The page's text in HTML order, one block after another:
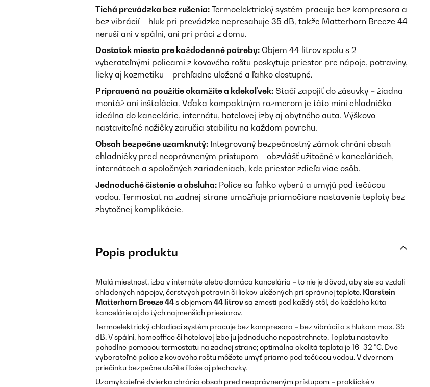
Tichá prevádzka bez rušenia: Termoelektrický systém pracuje bez kompresora a
bez vibrácií – hluk pri prevádzke nepresahuje 35 dB, takže Matterhorn Breeze 44
neruší ani v spálni, ani pri práci z domu.
Dostatok miesta pre každodenné potreby: Objem 44 litrov spolu s 2
vyberateľnými policami z kovového roštu poskytuje priestor pre nápoje, potraviny,
lieky aj kozmetiku – prehľadne uložené a ľahko dostupné.
Pripravená na použitie okamžite a kdekoľvek: Stačí zapojiť do zásuvky – žiadna
montáž ani inštalácia. Vďaka kompaktným rozmerom je táto mini chladnička
ideálna do kancelárie, internátu, hotelovej izby aj obytného auta. Výškovo
nastaviteľné nožičky zaručia stabilitu na každom povrchu.
Obsah bezpečne uzamknutý: Integrovaný bezpečnostný zámok chráni obsah
chladničky pred neoprávneným prístupom – obzvlášť užitočné v kanceláriách,
internátoch a spoločných zariadeniach, kde priestor zdieľa viac osôb.
Jednoduché čistenie a obsluha: Police sa ľahko vyberú a umyjú pod tečúcou
vodou. Termostat na zadnej strane umožňuje priamočiare nastavenie teploty bez
zbytočnej komplikácie.
Popis produktu
Malá miestnosť, izba v internáte alebo domáca kancelária – to nie je dôvod, aby ste sa vzdali
chladených nápojov, čerstvých potravín či liekov uložených pri správnej teplote. Klarstein
Matterhorn Breeze 44s objemom 44 litrovsa zmestí pod každý stôl, do každého kúta
kancelárie aj do tých najmenších priestorov.
Termoelektrický chladiaci systém pracuje bez kompresora – bez vibrácií a s hlukom max. 35
dB. V spálni, homeoffice či hotelovej izbe ju jednoducho nepostrehne­te. Teplotu nastavíte
pohodlne pomocou termostatu na zadnej strane; optimálna okolitá teplota je 16–32 °C. Dve
vyberateľné police z kovového roštu môžete umyť priamo pod tečúcou vodou. V dvernom
priečinku bezpečne uložíte fľaše aj plechovky.
Uzamykateľné dvierka chránia obsah pred neoprávneným prístupom – praktické v